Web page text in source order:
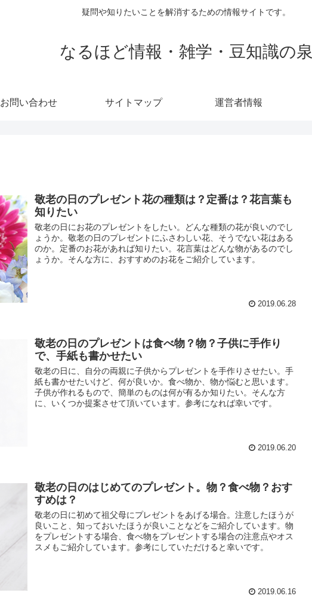
疑問や知りたいことを解消するための情報サイトです。
なるほど情報・雑学・豆知識の泉
お問い合わせ サイトマップ 運営者情報
敬老の日のプレゼント花の種類は？定番は？花言葉も
知りたい
敬老の日にお花のプレゼントをしたい。どんな種類の花が良いのでし
ょうか。敬老の日のプレゼントにふさわしい花、そうでない花はある
のか。定番のお花があれば知りたい。花言葉はどんな物があるのでし
ょうか。そんな方に、おすすめのお花をご紹介しています。
2019.06.28
敬老の日のプレゼントは食べ物？物？子供に手作り
で、手紙も書かせたい
敬老の日に、自分の両親に子供からプレゼントを手作りさせたい。手
紙も書かせたいけど、何が良いか。食べ物か、物か悩むと思います。
子供が作れるもので、簡単のものは何が有るか知りたい。そんな方
に、いくつか提案させて頂いています。参考になれば幸いです。
2019.06.20
敬老の日のはじめてのプレゼント。物？食べ物？おす
すめは？
敬老の日に初めて祖父母にプレゼントをあげる場合。注意したほうが
良いこと、知っておいたほうが良いことなどをご紹介しています。物
をプレゼントする場合、食べ物をプレゼントする場合の注意点やオス
スメもご紹介しています。参考にしていただけると幸いです。
2019.06.16